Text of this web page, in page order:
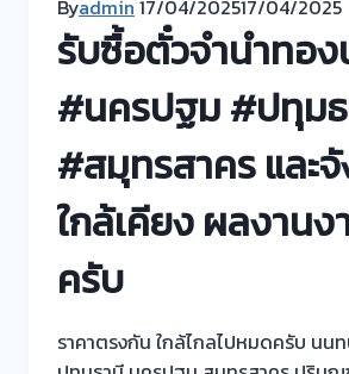
Byadmin 17/04/202517/04/2025
รับซื้อตั๋วจำนำทอ
#นครปฐม #ปทุม
#สมุทรสาคร และ
ใกล้เคียง ผลงาน
ครับ
ราคาตรงกัน ใกล้ไกลไปหมดครับ นน